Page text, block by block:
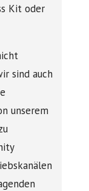
Kit oder
sind auch
unserem